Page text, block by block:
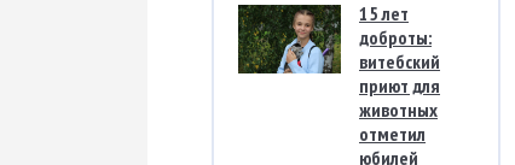
15 лет
доброты:
витебский
приют для
животных
отметил
юбилей